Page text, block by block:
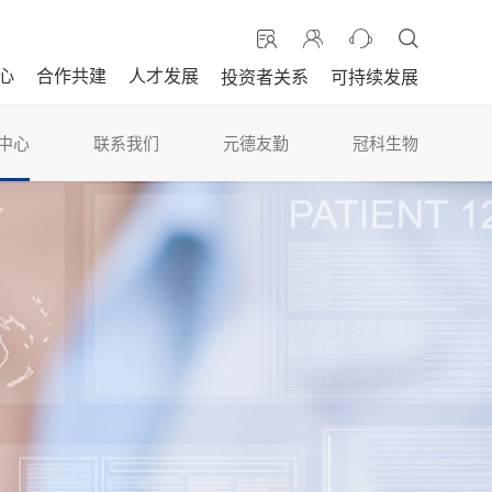
合作共建 人才发展 投资者关系 可持续发展
心 联系我们 元德友勤 冠科生物